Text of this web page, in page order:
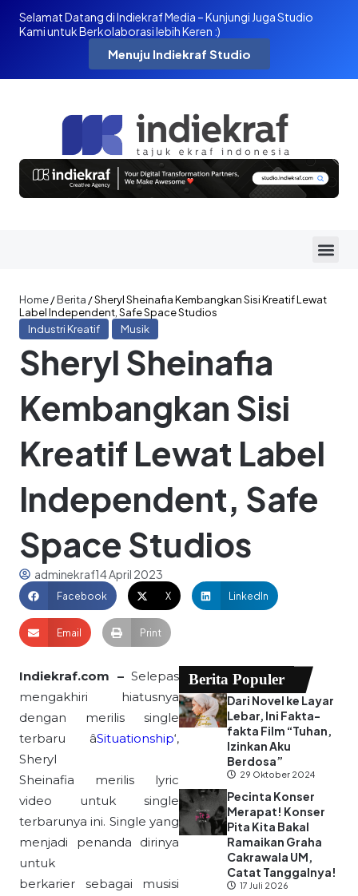
Selamat Datang di Indiekraf Media – Kunjungi Juga Studio
Kami untuk Berkolaborasi lebih Keren :)
Menuju Indiekraf Studio
Home/Berita /Sheryl Sheinafia Kembangkan Sisi Kreatif Lewat
Label Independent, Safe Space Studios
Industri Kreatif
Musik
Sheryl Sheinafia
Kembangkan Sisi
Kreatif Lewat Label
Independent, Safe
Space Studios
adminekraf14 April 2023
Facebook X LinkedIn
Email Print
Indiekraf.com – Selepas
mengakhiri hiatusnya
dengan merilis single
terbaru âSituationship‘,
Sheryl
Sheinafia merilis lyric
video untuk single
terbarunya ini. Single yang
menjadi penanda dirinya
untuk
berkarier sebagai musisi
Berita Populer
Dari Novel ke Layar
Lebar, Ini Fakta-
fakta Film “Tuhan,
Izinkan Aku
Berdosa”
29 Oktober 2024
Pecinta Konser
Merapat! Konser
Pita Kita Bakal
Ramaikan Graha
Cakrawala UM,
Catat Tanggalnya!
17 Juli 2026